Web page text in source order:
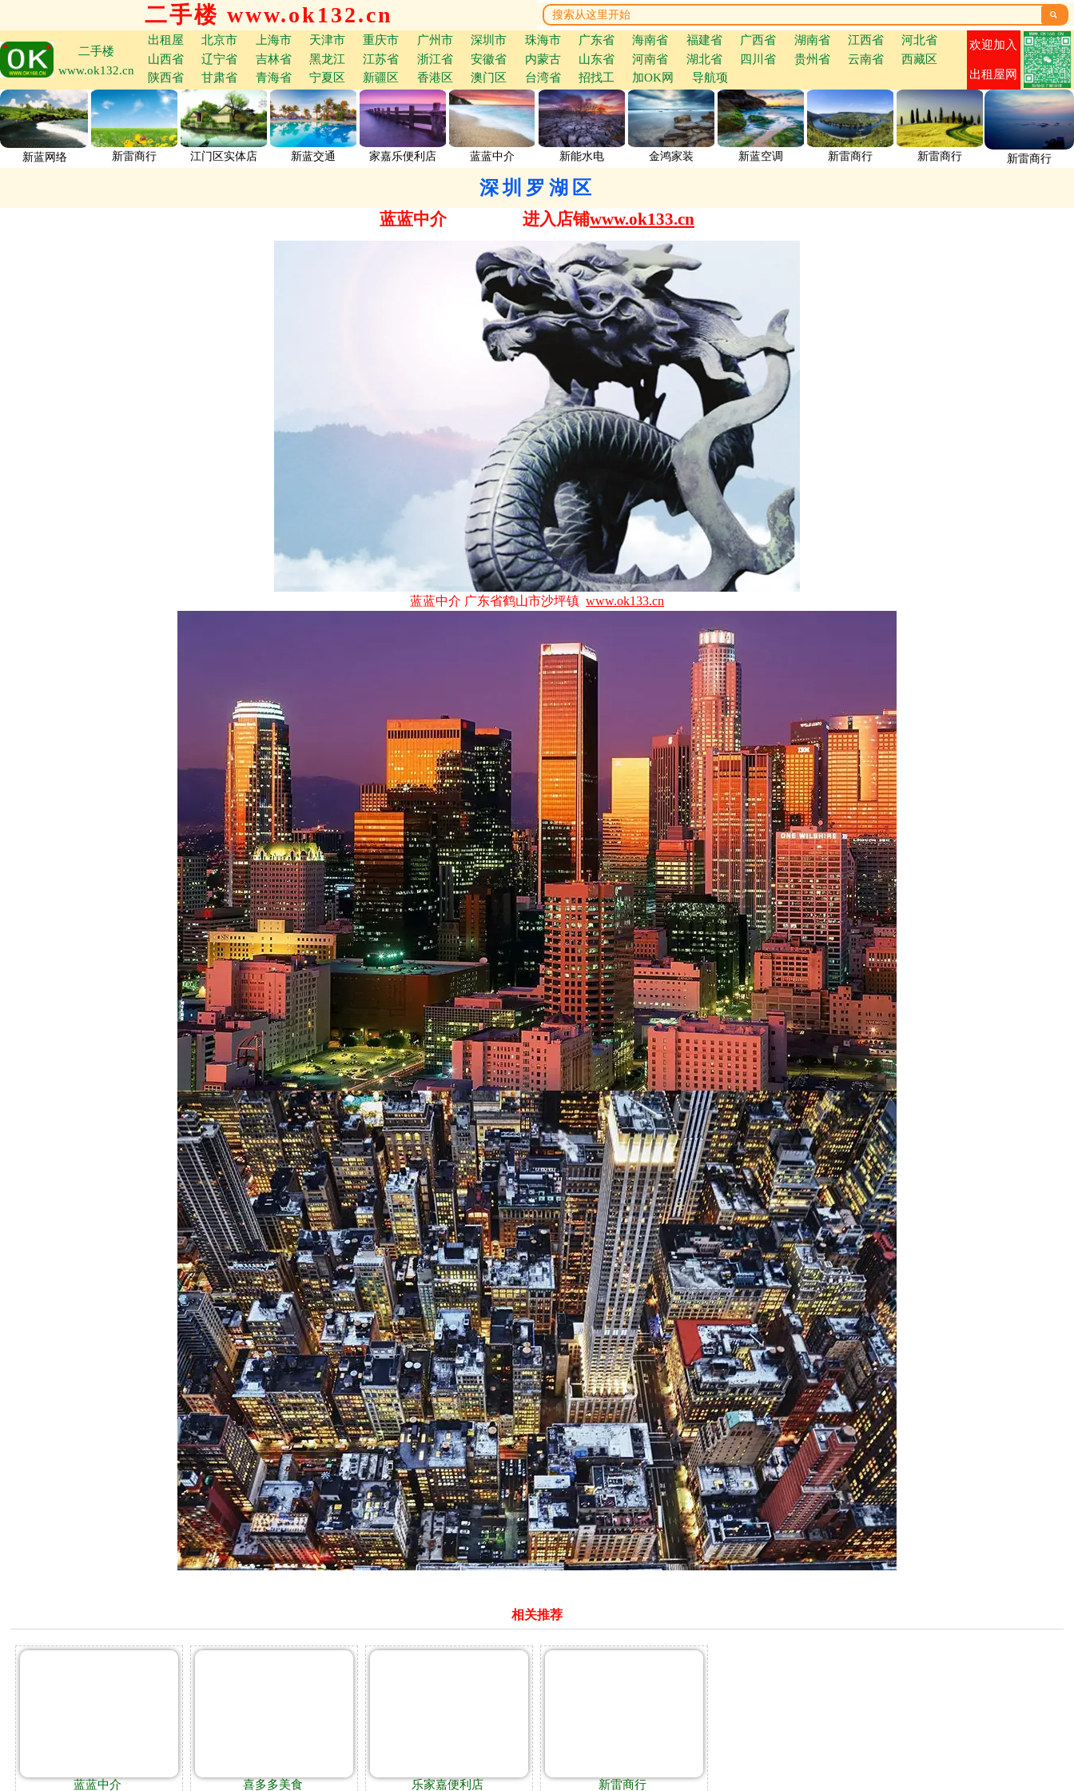
二手楼 www.ok132.cn 
二手楼
www.ok132.cn
出租屋 北京市 上海市 天津市 重庆市 广州市 深圳市 珠海市 广东省 海南省 福建省 广西省 湖南省 江西省
河北省
山西省
辽宁省 吉林省 黑龙江 江苏省 浙江省 安徽省 内蒙古 山东省 河南省 湖北省 四川省 贵州省 云南省
西藏区
陕西省
甘肃省 青海省 宁夏区 新疆区 香港区 澳门区 台湾省 招找工 加OK网 导航项
欢迎加入
出租屋网
新蓝网络 新雷商行 江门区实体店 新蓝交通 家嘉乐便利店 蓝蓝中介 新能水电 金鸿家装 新蓝空调 新雷商行 新雷商行 新雷商行
深圳罗湖区
蓝蓝中介 进入店铺www.ok133.cn
蓝蓝中介 广东省鹤山市沙坪镇 www.ok133.cn
相关推荐
蓝蓝中介 喜多多美食 乐家嘉便利店 新雷商行